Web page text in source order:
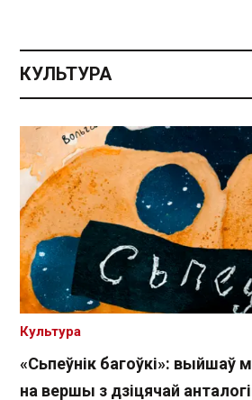
КУЛЬТУРА
«Сьпеўнік багоўкі»:
на вершы з дзіцячай
Культура